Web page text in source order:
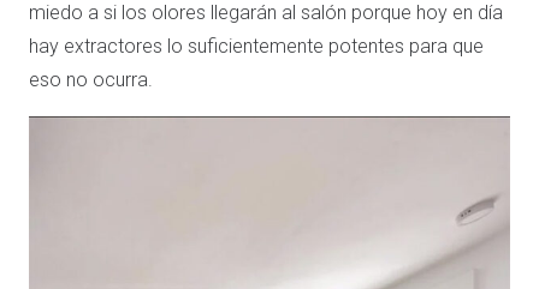
miedo a si los olores llegarán al salón porque hoy en día
hay extractores lo suficientemente potentes para que
eso no ocurra.